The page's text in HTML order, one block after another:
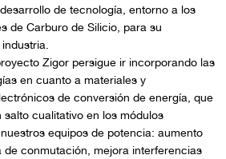
de tecnología, entorno a los
de Carburo de Silicio, para su
Zigor persigue ir incorporando las
en cuanto a materiales y
de conversión de energía, que
salto cualitativo en los módulos
equipos de potencia: aumento
de conmutación, mejora interferencias